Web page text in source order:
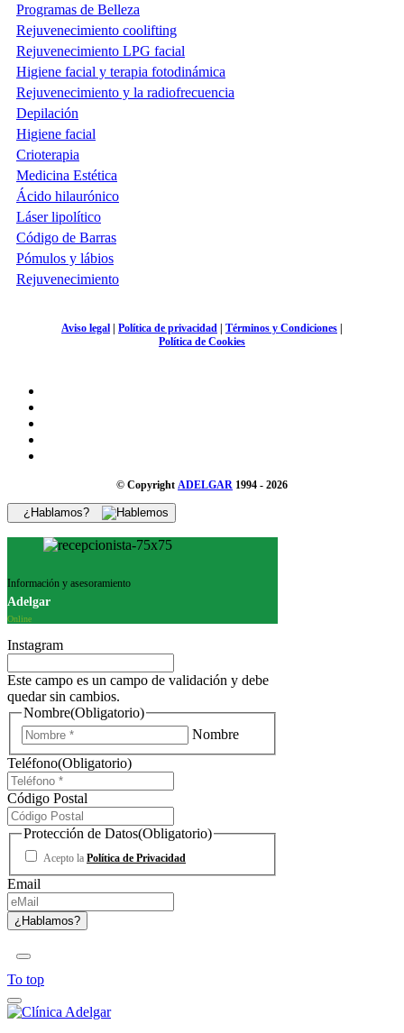
Programas de Belleza
Rejuvenecimiento coolifting
Rejuvenecimiento LPG facial
Higiene facial y terapia fotodinámica
Rejuvenecimiento y la radiofrecuencia
Depilación
Higiene facial
Crioterapia
Medicina Estética
Ácido hilaurónico
Láser lipolítico
Código de Barras
Pómulos y lábios
Rejuvenecimiento
Aviso legal | Política de privacidad | Términos y Condiciones |
Política de Cookies
© Copyright ADELGAR 1994 - 2026
¿Hablamos?
Información y asesoramiento
Adelgar
Online
Instagram
Este campo es un campo de validación y debe
quedar sin cambios.
Nombre(Obligatorio)
Nombre
Teléfono(Obligatorio)
Código Postal
Protección de Datos(Obligatorio)
Acepto la Política de Privacidad
Email
To top